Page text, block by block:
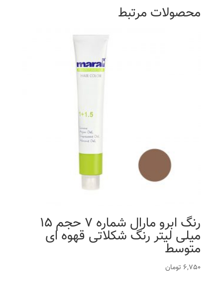
محصولات مرتبط
رنگ ابرو مارال شماره 7 حجم 15
میلی لیتر رنگ شکلاتی قهوه ای
متوسط
6,750 تومان